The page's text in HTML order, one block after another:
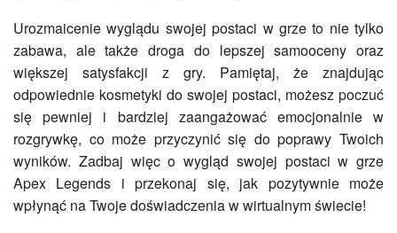
Urozmaicenie wyglądu swojej postaci w grze to nie tylko
zabawa, ale także droga do lepszej samooceny oraz
większej satysfakcji z gry. Pamiętaj, że znajdując
odpowiednie kosmetyki do swojej postaci, możesz poczuć
się pewniej i bardziej zaangażować emocjonalnie w
rozgrywkę, co może przyczynić się do poprawy Twoich
wyników. Zadbaj więc o wygląd swojej postaci w grze
Apex Legends i przekonaj się, jak pozytywnie może
wpłynąć na Twoje doświadczenia w wirtualnym świecie!